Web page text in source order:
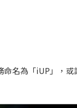
名為「iUP」，或